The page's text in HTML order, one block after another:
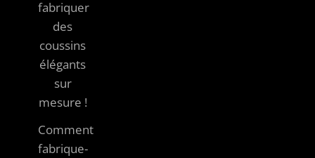
fabriquer
des
coussins
élégants
sur
mesure !
Comment
fabrique-